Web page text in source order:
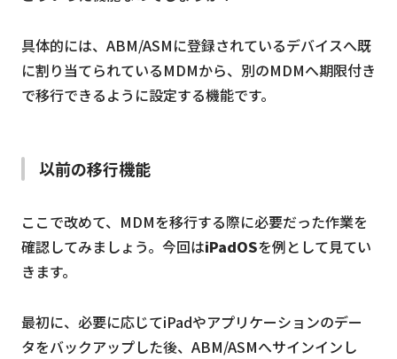
具体的には、ABM/ASMに登録されているデバイスへ既
に割り当てられているMDMから、別のMDMへ期限付き
で移行できるように設定する機能です。
以前の移行機能
ここで改めて、MDMを移行する際に必要だった作業を
確認してみましょう。今回はiPadOSを例として見てい
きます。
最初に、必要に応じてiPadやアプリケーションのデー
タをバックアップした後、ABM/ASMへサインインし